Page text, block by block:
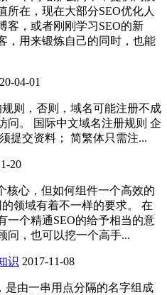
所在，现在大部分SEO优化人
客，或者刚刚学习SEO的新
，用来锻炼自己的同时，也能
04-01
则，否则，域名可能注册不成
问。 国际中文域名注册规则 企
提交资料； 简繁体只需注...
20
核心，但如何组件一个高效的
领域有着不一样的要求。 在
一个精通SEO的给予相当的意
问，也可以挖一个高手...
识 2017-11-08
是由一串用点分隔的名字组成